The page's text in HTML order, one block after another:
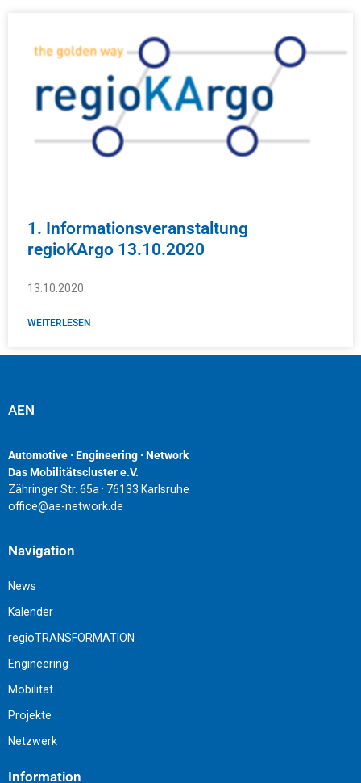
1. Informationsveranstaltung
regioKArgo 13.10.2020
13.10.2020
WEITERLESEN
AEN
Automotive · Engineering · Network
Das Mobilitätscluster e.V.
Zähringer Str. 65a · 76133 Karlsruhe
office@ae-network.de
Navigation
News
Kalender
regioTRANSFORMATION
Engineering
Mobilität
Projekte
Netzwerk
Information